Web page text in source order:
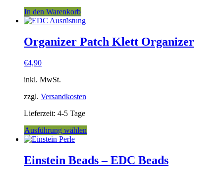
In den Warenkorb
Organizer Patch Klett Organizer
€4,90
inkl. MwSt.
zzgl. Versandkosten
Lieferzeit: 4-5 Tage
Ausführung wählen
mehrere
Varianten
Einstein Beads – EDC Beads